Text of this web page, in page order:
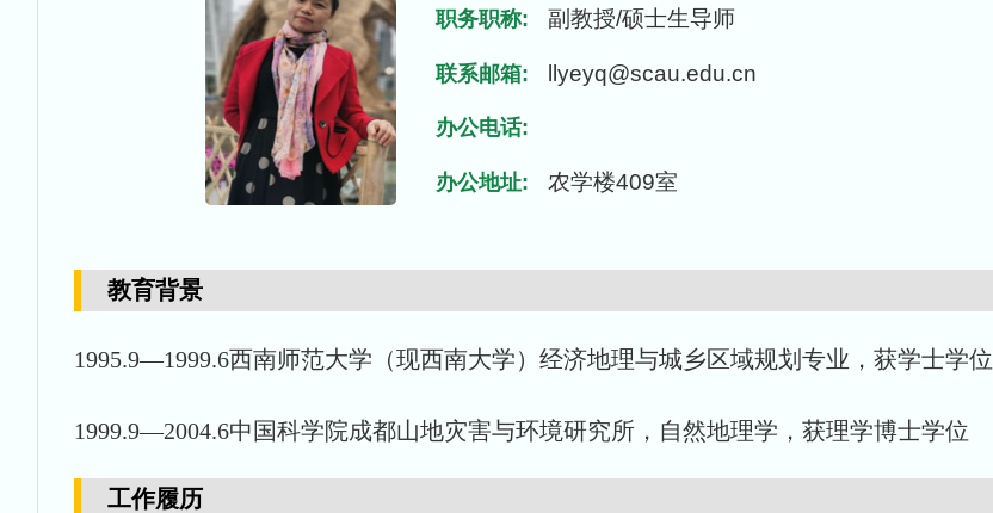
职务职称: 副教授/硕士生导师
联系邮箱: llyeyq@scau.edu.cn
办公电话:
办公地址: 农学楼409室
教育背景
1995.9—1999.6西南师范大学（现西南大学）经济地理与城乡区域规划专业，获学士学位
1999.9—2004.6中国科学院成都山地灾害与环境研究所，自然地理学，获理学博士学位
工作履历